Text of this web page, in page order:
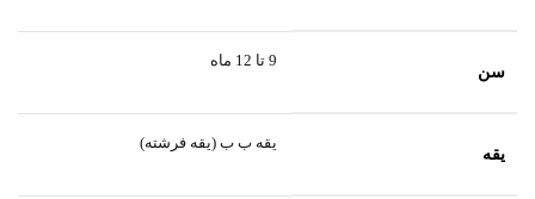
سن
9 تا 12 ماه
یقه
یقه ب ب (یقه فرشته)